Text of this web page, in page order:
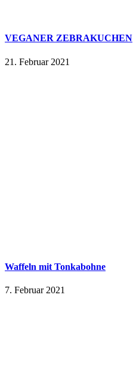
VEGANER ZEBRAKUCHEN
21. Februar 2021
Waffeln mit Tonkabohne
7. Februar 2021